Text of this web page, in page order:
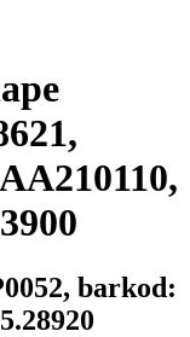
barkod: